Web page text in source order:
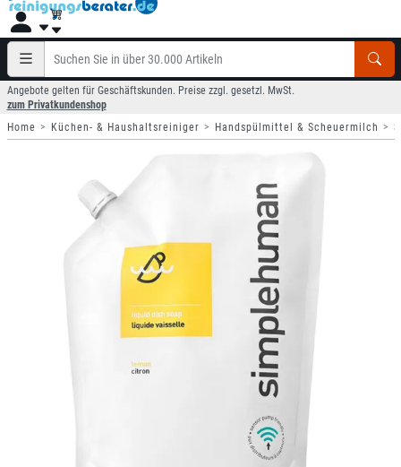
Angebote gelten für Geschäftskunden. Preise zzgl. gesetzl. MwSt.
zum Privatkundenshop
Home
Küchen- & Haushaltsreiniger Handspülmittel & Scheuermilch